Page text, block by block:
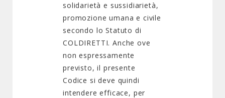
solidarietà e sussidiarietà,
promozione umana e civile
secondo lo Statuto di
COLDIRETTI. Anche ove
non espressamente
previsto, il presente
Codice si deve quindi
intendere efficace, per